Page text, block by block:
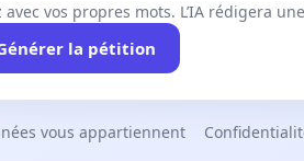
avec vos propres mots. L’IA rédigera
la pétition
vous appartiennent